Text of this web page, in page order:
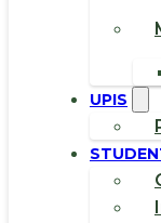
UPIS